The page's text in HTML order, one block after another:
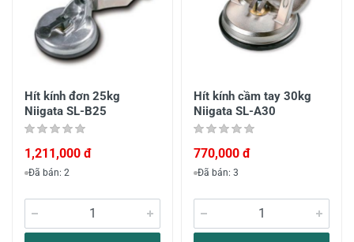
Hít kính đơn 25kg
Niigata SL-B25
1,211,000 đ
Đã bán: 2
Hít kính cầm tay 30kg
Niigata SL-A30
770,000 đ
Đã bán: 3